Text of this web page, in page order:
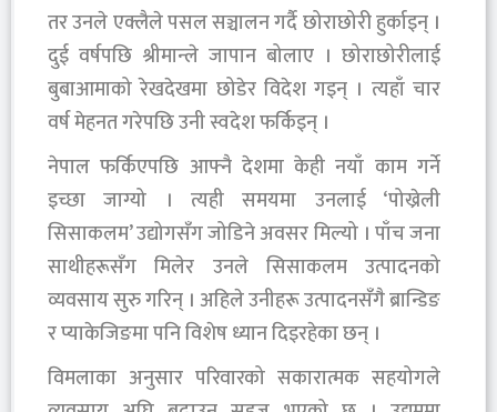
तर उनले एक्लैले पसल सञ्चालन गर्दै छोराछोरी हुर्काइन् ।
दुई वर्षपछि श्रीमान्ले जापान बोलाए । छोराछोरीलाई
बुबाआमाको रेखदेखमा छोडेर विदेश गइन् । त्यहाँ चार
वर्ष मेहनत गरेपछि उनी स्वदेश फर्किइन् ।
नेपाल फर्किएपछि आफ्नै देशमा केही नयाँ काम गर्ने
इच्छा जाग्यो । त्यही समयमा उनलाई ‘पोख्रेली
सिसाकलम’ उद्योगसँग जोडिने अवसर मिल्यो । पाँच जना
साथीहरूसँग मिलेर उनले सिसाकलम उत्पादनको
व्यवसाय सुरु गरिन् । अहिले उनीहरू उत्पादनसँगै ब्रान्डिङ
र प्याकेजिङमा पनि विशेष ध्यान दिइरहेका छन् ।
विमलाका अनुसार परिवारको सकारात्मक सहयोगले